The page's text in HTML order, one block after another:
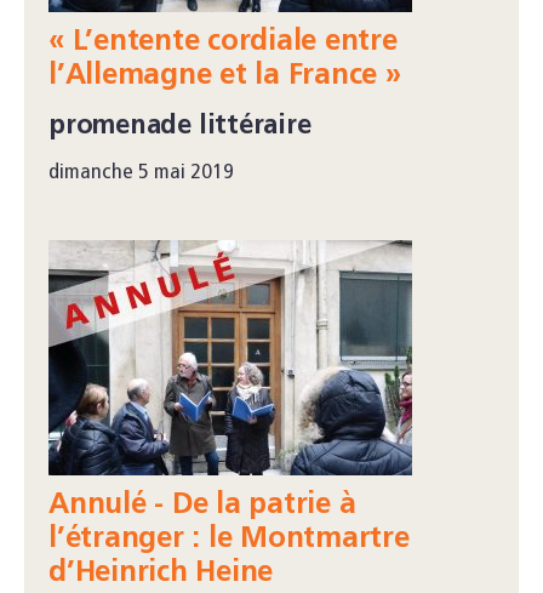
« L’entente cordiale entre
l’Allemagne et la France »
promenade littéraire
dimanche 5 mai 2019
Annulé - De la patrie à
l’étranger : le Montmartre
d’Heinrich Heine